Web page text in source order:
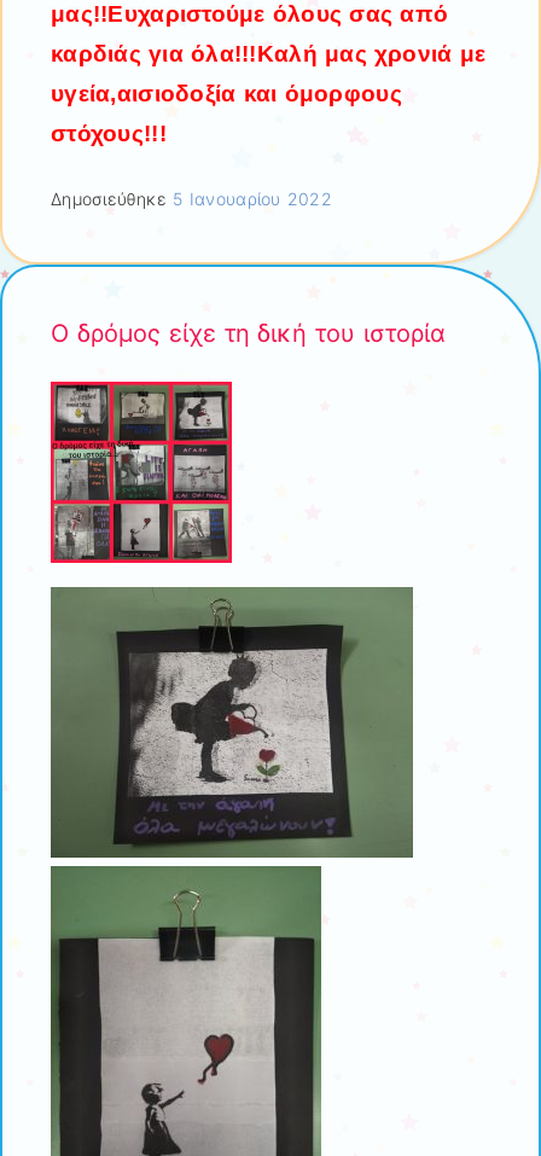
μας!!Ευχαριστούμε όλους σας από
καρδιάς για όλα!!!Καλή μας χρονιά με
υγεία,αισιοδοξία και όμορφους
στόχους!!!
Δημοσιεύθηκε 5 Ιανουαρίου 2022
Ο δρόμος είχε τη δική του ιστορία